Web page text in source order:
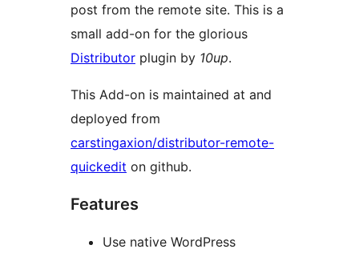
post from the remote site. This is a
small add-on for the glorious
Distributor plugin by 10up.
This Add-on is maintained at and
deployed from
carstingaxion/distributor-remote-
quickedit on github.
Features
Use native WordPress